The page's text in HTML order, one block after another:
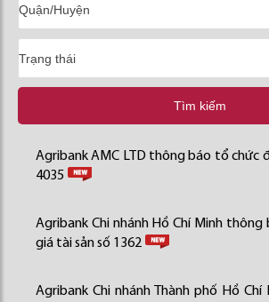
Tìm kiếm
Agribank AMC LTD thông báo tổ chức
4035
Agribank Chi nhánh Hồ Chí Minh
giá tài sản số 1362
Agribank Chi nhánh Thành phố Hồ